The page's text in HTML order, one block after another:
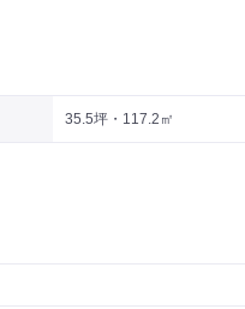
35.5坪・117.2㎡